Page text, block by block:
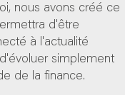
nous avons créé ce
d'être
à l'actualité
simplement
de la finance.